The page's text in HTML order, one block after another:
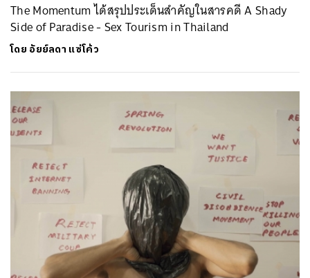
The Momentum ได้สรุปประเด็นสำคัญในสารคดี A Shady
Side of Paradise - Sex Tourism in Thailand
โดย อัยย์ลดา แซ่โค้ว